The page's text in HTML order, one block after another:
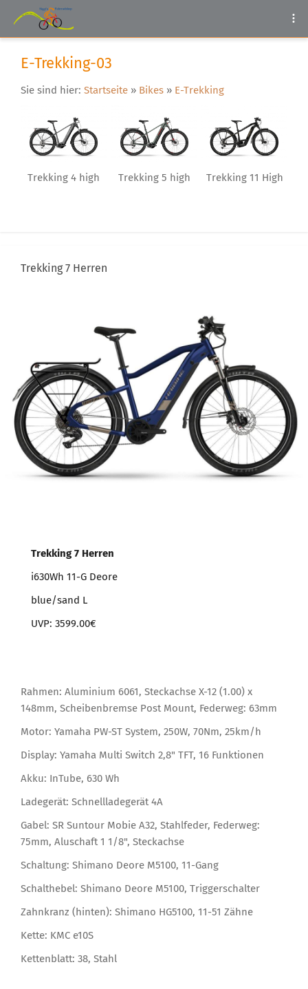
E-Trekking-03
Sie sind hier: Startseite » Bikes » E-Trekking
Trekking 4 high Trekking 5 high Trekking 11 High
Trekking 7 Herren
Trekking 7 Herren
i630Wh 11-G Deore
blue/sand L
UVP: 3599.00€
Rahmen: Aluminium 6061, Steckachse X-12 (1.00) x
148mm, Scheibenbremse Post Mount, Federweg: 63mm
Motor: Yamaha PW-ST System, 250W, 70Nm, 25km/h
Display: Yamaha Multi Switch 2,8" TFT, 16 Funktionen
Akku: InTube, 630 Wh
Ladegerät: Schnellladegerät 4A
Gabel: SR Suntour Mobie A32, Stahlfeder, Federweg:
75mm, Aluschaft 1 1/8", Steckachse
Schaltung: Shimano Deore M5100, 11-Gang
Schalthebel: Shimano Deore M5100, Triggerschalter
Zahnkranz (hinten): Shimano HG5100, 11-51 Zähne
Kette: KMC e10S
Kettenblatt: 38, Stahl